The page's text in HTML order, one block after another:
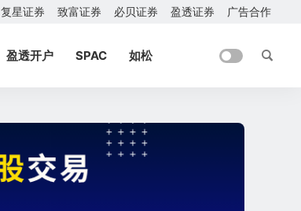
复星证券 致富证券 必贝证券 盈透证券 广告合作
盈透开户 SPAC 如松